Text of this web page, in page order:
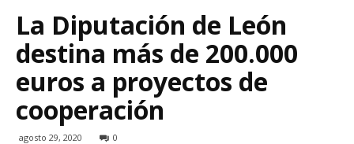
La Diputación de León
destina más de 200.000
euros a proyectos de
cooperación
agosto 29, 2020 0